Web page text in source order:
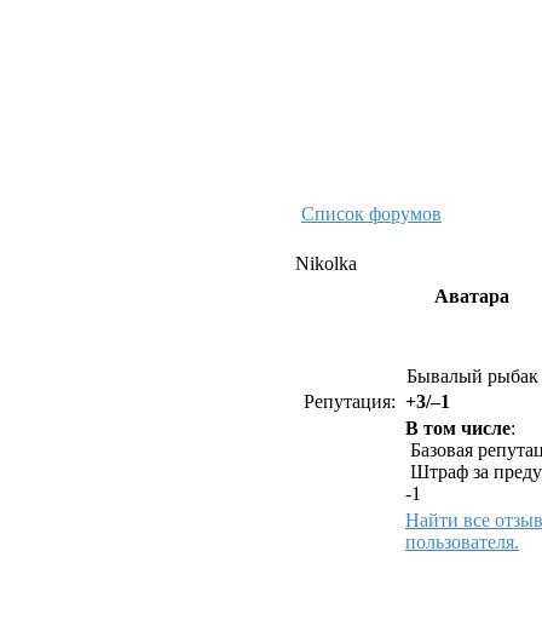
Список форумов
Nikolka
Аватара
Бывалый рыбак
Репутация: +3/–1
В том числе:
Базовая
Штраф за
-1
Найти все
пользователя.